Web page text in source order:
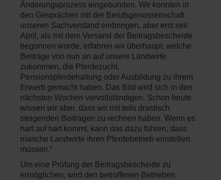
Änderungsprozess eingebunden. Wir konnten in
den Gesprächen mit der Berufsgenossenschaft
unseren Sachverstand einbringen, aber erst seit
April, als mit dem Versand der Beitragsbescheide
begonnen wurde, erfahren wir überhaupt, welche
Beiträge von nun an auf unsere Landwirte
zukommen, die Pferdezucht,
Pensionspferdehaltung oder Ausbildung zu ihrem
Erwerb gemacht haben. Das Bild wird sich in den
nächsten Wochen vervollständigen. Schon heute
wissen wir aber, dass wir mit teils drastisch
steigenden Beiträgen zu rechnen haben. Wenn es
hart auf hart kommt, kann das dazu führen, dass
manche Landwirte ihren Pferdebetrieb einstellen
müssen.“
Um eine Prüfung der Beitragsbescheide zu
ermöglichen, wird den betroffenen Betrieben